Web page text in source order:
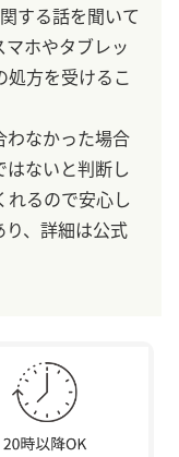
する話を聞いて
ホやタブレッ
処方を受けるこ
わなかった場合
はないと判断し
れるので安心し
、詳細は公式